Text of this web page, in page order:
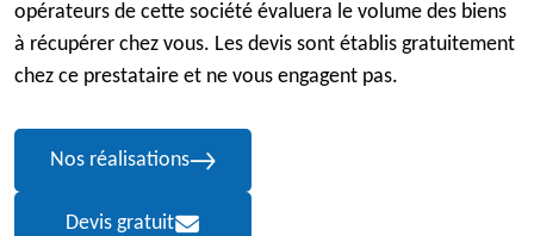
opérateurs de cette société évaluera le volume des biens
à récupérer chez vous. Les devis sont établis gratuitement
chez ce prestataire et ne vous engagent pas.
Nos réalisations
Devis gratuit